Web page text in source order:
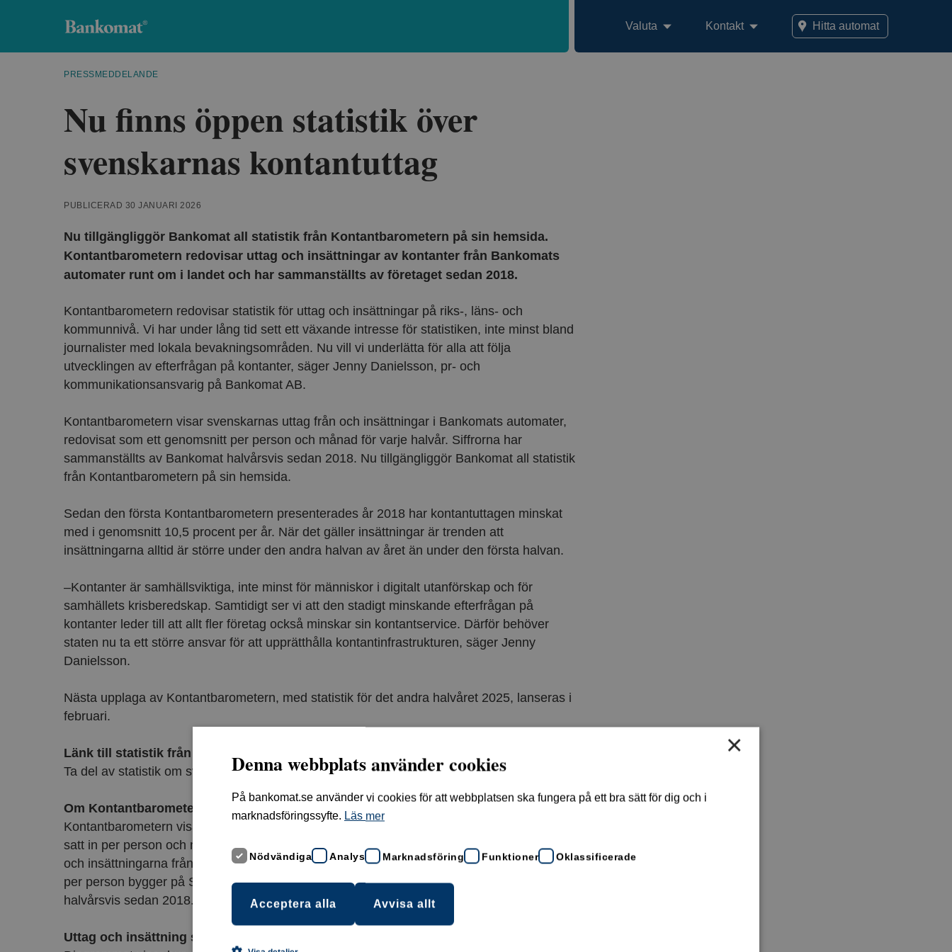
Bankomat Hitta automat
Valuta Kontakt
PRESSMEDDELANDE
Nu finns öppen statistik över
svenskarnas kontantuttag
PUBLICERAD 30 JANUARI 2026
Nu tillgängliggör Bankomat all statistik från Kontantbarometern på sin hemsida.
Kontantbarometern redovisar uttag och insättningar av kontanter från Bankomats
automater runt om i landet och har sammanställts av företaget sedan 2018.
Kontantbarometern redovisar statistik för uttag och insättningar på riks-, läns- och
kommunnivå. Vi har under lång tid sett ett växande intresse för statistiken, inte minst bland
journalister med lokala bevakningsområden. Nu vill vi underlätta för alla att följa
utvecklingen av efterfrågan på kontanter, säger Jenny Danielsson, pr- och
kommunikationsansvarig på Bankomat AB.
Kontantbarometern visar svenskarnas uttag från och insättningar i Bankomats automater,
redovisat som ett genomsnitt per person och månad för varje halvår. Siffrorna har
sammanställts av Bankomat halvårsvis sedan 2018. Nu tillgängliggör Bankomat all statistik
från Kontantbarometern på sin hemsida.
Sedan den första Kontantbarometern presenterades år 2018 har kontantuttagen minskat
med i genomsnitt 10,5 procent per år. När det gäller insättningar är trenden att
insättningarna alltid är större under den andra halvan av året än under den första halvan.
–Kontanter är samhällsviktiga, inte minst för människor i digitalt utanförskap och för
samhällets krisberedskap. Samtidigt ser vi att den stadigt minskande efterfrågan på
kontanter leder till att allt fler företag också minskar sin kontantservice. Därför behöver
staten nu ta ett större ansvar för att upprätthålla kontantinfrastrukturen, säger Jenny
Danielsson.
Nästa upplaga av Kontantbarometern, med statistik för det andra halvåret 2025, lanseras i
februari.
Länk till statistik från Kontantbarometern
Ta del av statistik om svenskarnas uttag och insättningar av kontanter sedan 2018
Om Kontantbarometern
Kontantbarometern visar hur mycket kontanter svenskarna i genomsnitt har tagit ut och
satt in per person och månad för varje halvår. Statistiken bygger på de samlade uttagen
och insättningarna från Bankomats kontantautomater i landet. Beräkningen av genomsnitt
per person bygger på SCB:s befolkningsstatistik. Siffrorna har sammanställts av Bankomat
halvårsvis sedan 2018.
Uttag och insättning sedan 2018
×
Denna webbplats använder cookies
På bankomat.se använder vi cookies för att webbplatsen ska fungera på ett bra sätt för dig och i
marknadsföringssyfte. Läs mer
Nödvändiga Analys Marknadsföring Funktioner Oklassificerade
Acceptera alla Avvisa allt